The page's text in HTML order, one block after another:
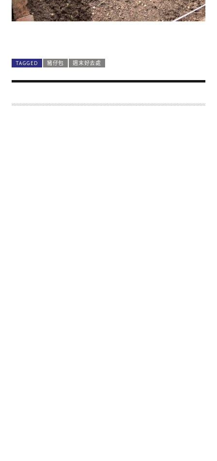
TAGGED 豬仔包 週末好去處